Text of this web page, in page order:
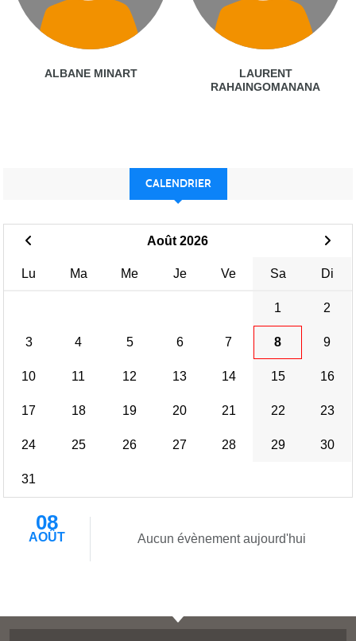
ALBANE MINART
LAURENT
RAHAINGOMANANA
CALENDRIER
Août 2026
Lu Ma Me Je Ve Sa Di
1 2
3 4 5 6 7 8 9
10 11 12 13 14 15 16
17 18 19 20 21 22 23
24 25 26 27 28 29 30
31
08
AOÛT Aucun évènement aujourd'hui